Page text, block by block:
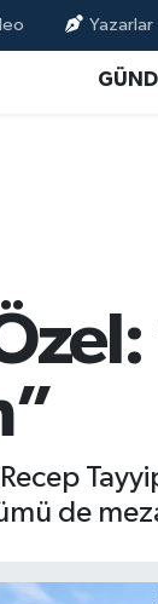
Yazarlar
de